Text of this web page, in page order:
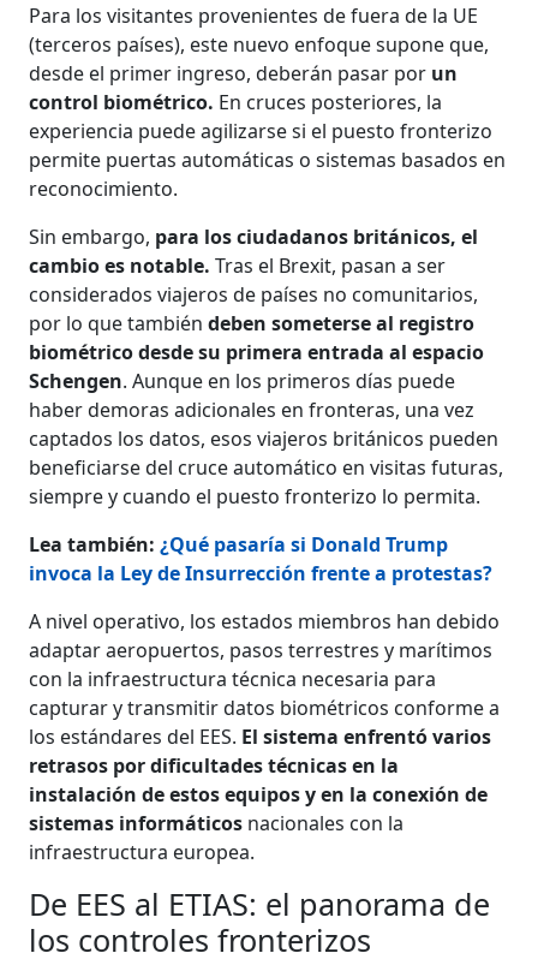
Para los visitantes provenientes de fuera de la UE
(terceros países), este nuevo enfoque supone que,
desde el primer ingreso, deberán pasar por un
control biométrico. En cruces posteriores, la
experiencia puede agilizarse si el puesto fronterizo
permite puertas automáticas o sistemas basados en
reconocimiento.
Sin embargo, para los ciudadanos británicos, el
cambio es notable. Tras el Brexit, pasan a ser
considerados viajeros de países no comunitarios,
por lo que tambiéndeben someterse al registro
biométrico desde su primera entrada al espacio
Schengen. Aunque en los primeros días puede
haber demoras adicionales en fronteras, una vez
captados los datos, esos viajeros británicos pueden
beneficiarse del cruce automático en visitas futuras,
siempre y cuando el puesto fronterizo lo permita.
Lea también:¿Qué pasaría si Donald Trump
invoca la Ley de Insurrección frente a protestas?
A nivel operativo, los estados miembros han debido
adaptar aeropuertos, pasos terrestres y marítimos
con la infraestructura técnica necesaria para
capturar y transmitir datos biométricos conforme a
los estándares del EES. El sistema enfrentó varios
retrasos por dificultades técnicas en la
instalación de estos equipos y en la conexión de
sistemas informáticos nacionales con la
infraestructura europea.
De EES al ETIAS: el panorama de
los controles fronterizos